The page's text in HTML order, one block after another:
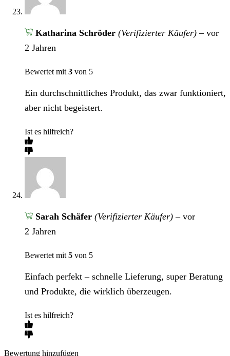
Katharina Schröder (Verifizierter Käufer) – vor
2 Jahren
Bewertet mit 3 von 5
Ein durchschnittliches Produkt, das zwar funktioniert,
aber nicht begeistert.
Ist es hilfreich?
Sarah Schäfer (Verifizierter Käufer) – vor
2 Jahren
Bewertet mit 5 von 5
Einfach perfekt – schnelle Lieferung, super Beratung
und Produkte, die wirklich überzeugen.
Ist es hilfreich?
Bewertung hinzufügen